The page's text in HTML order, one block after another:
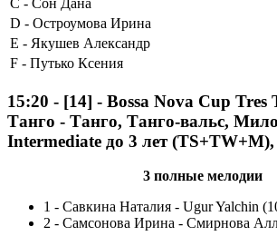
D - Остроумова Ирина
E - Якушев Александр
F - Путько Ксения
15:20 - [14] - Bossa Nova Cup Tres
Танго - Танго, Танго-вальс,
Intermediate до 3 лет
3 полные мелодии
1 - Савкина Наталия - Ugur Yalchin
2 - Самсонова Ирина - Смирнова